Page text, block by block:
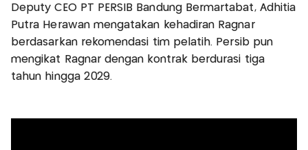
Deputy CEO PT PERSIB Bandung Bermartabat, Adhitia
Putra Herawan mengatakan kehadiran Ragnar
berdasarkan rekomendasi tim pelatih. Persib pun
mengikat Ragnar dengan kontrak berdurasi tiga
tahun hingga 2029.